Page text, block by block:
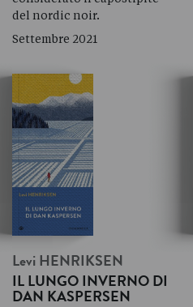
del nordic noir.
Settembre 2021
Levi HENRIKSEN
IL LUNGO INVERNO DI
DAN KASPERSEN